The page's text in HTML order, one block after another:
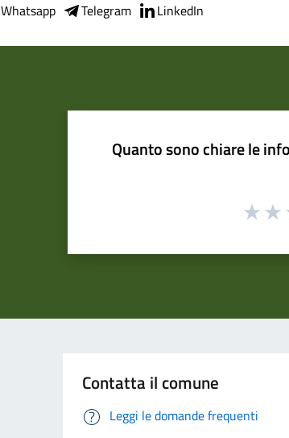
Whatsapp Telegram LinkedIn
Quanto sono chiare le
Contatta il comune
Leggi le domande frequenti